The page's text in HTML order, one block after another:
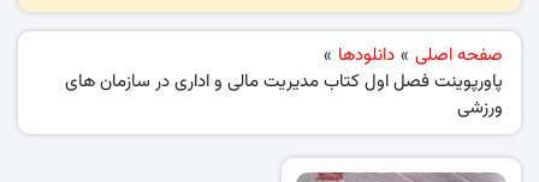
صفحه اصلی » دانلودها »
پاورپوینت فصل اول کتاب مدیریت مالی و اداری در سازمان های
ورزشی